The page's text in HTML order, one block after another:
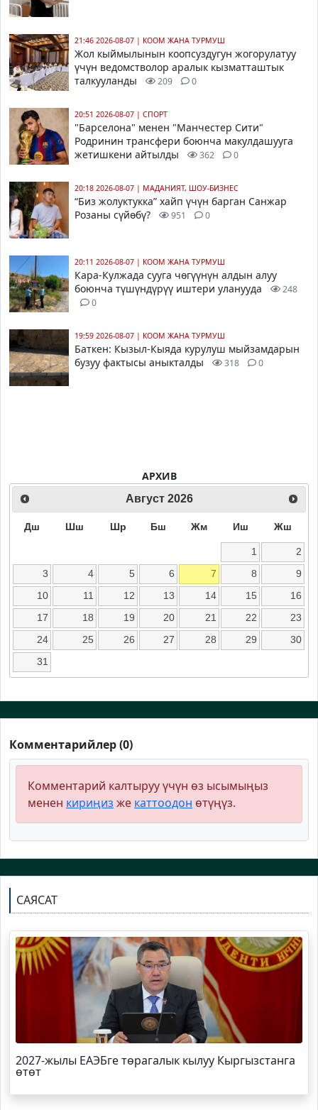
21:46 2026-08-07 | КООМ ЖАНА ТУРМУШ
Жол кыймылынын коопсуздугун жогорулатуу
үчүн ведомстволор аралык кызматташтык
талкууланды
209 0
20:51 2026-08-07 | СПОРТ
"Барселона" менен "Манчестер Сити"
Родринин трансфери боюнча макулдашууга
жетишкени айтылды
362 0
20:18 2026-08-07 | МАДАНИЯТ, ШОУ-БИЗНЕС
“Биз жолуктукка” хайп үчүн барган Санжар
Розаны сүйөбү?
951 0
20:11 2026-08-07 | КООМ ЖАНА ТУРМУШ
Кара-Кулжада сууга чөгүүнүн алдын алуу
боюнча түшүндүрүү иштери уланууда
248
0
19:59 2026-08-07 | КООМ ЖАНА ТУРМУШ
Баткен: Кызыл-Кыяда курулуш мыйзамдарын
бузуу фактысы аныкталды
318 0
АРХИВ
Август 2026
Дш Шш Шр Бш Жм Иш Жш
1
2
3
4 5 6 7 8
9
10
11 12 13 14 15
16
17
18 19 20 21 22
23
24
25 26 27 28 29
30
31
Комментарийлер (0)
Комментарий калтыруу үчүн өз ысымыңыз
менен кириңиз же каттоодон өтүңүз.
САЯСАТ
2027-жылы ЕАЭБге төрагалык кылуу Кыргызстанга
өтөт